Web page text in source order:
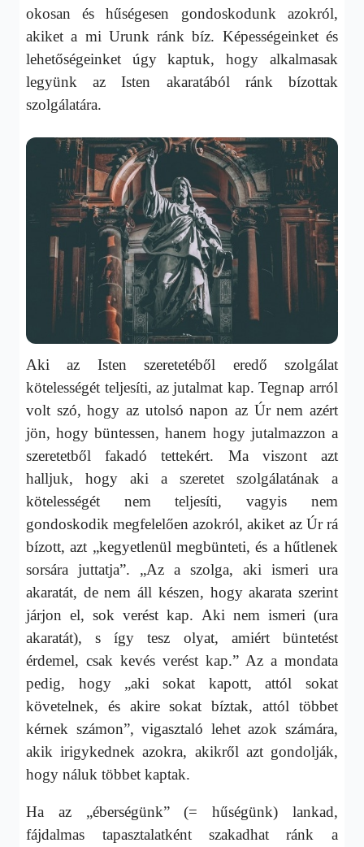
okosan és hűségesen gondoskodunk azokról,
akiket a mi Urunk ránk bíz. Képességeinket és
lehetőségeinket úgy kaptuk, hogy alkalmasak
legyünk az Isten akaratából ránk bízottak
szolgálatára.
Aki az Isten szeretetéből eredő szolgálat
kötelességét teljesíti, az jutalmat kap. Tegnap arról
volt szó, hogy az utolsó napon az Úr nem azért
jön, hogy büntessen, hanem hogy jutalmazzon a
szeretetből fakadó tettekért. Ma viszont azt
halljuk, hogy aki a szeretet szolgálatának a
kötelességét nem teljesíti, vagyis nem
gondoskodik megfelelően azokról, akiket az Úr rá
bízott, azt „kegyetlenül megbünteti, és a hűtlenek
sorsára juttatja”. „Az a szolga, aki ismeri ura
akaratát, de nem áll készen, hogy akarata szerint
járjon el, sok verést kap. Aki nem ismeri (ura
akaratát), s így tesz olyat, amiért büntetést
érdemel, csak kevés verést kap.” Az a mondata
pedig, hogy „aki sokat kapott, attól sokat
követelnek, és akire sokat bíztak, attól többet
kérnek számon”, vigasztaló lehet azok számára,
akik irigykednek azokra, akikről azt gondolják,
hogy náluk többet kaptak.
Ha az „éberségünk” (= hűségünk) lankad,
fájdalmas tapasztalatként szakadhat ránk a